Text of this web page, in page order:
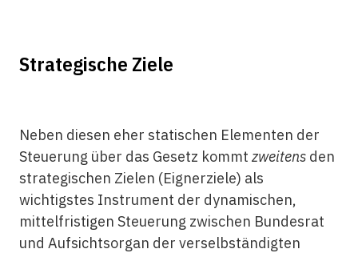
Strategische Ziele
Neben diesen eher statischen Elementen der
Steuerung über das Gesetz kommt zweitensden
strategischen Zielen (Eignerziele) als
wichtigstes Instrument der dynamischen,
mittelfristigen Steuerung zwischen Bundesrat
und Aufsichtsorgan der verselbständigten